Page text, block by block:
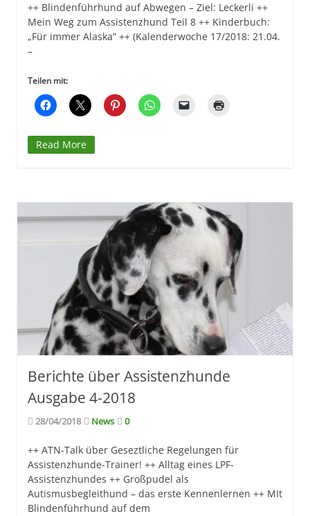
++ Blindenführhund auf Abwegen – Ziel: Leckerli ++
Mein Weg zum Assistenzhund Teil 8 ++ Kinderbuch:
„Für immer Alaska“ ++ (Kalenderwoche 17/2018: 21.04.
–
Teilen mit:
Read More
Berichte über Assistenzhunde
Ausgabe 4-2018
28/04/2018 News 0
++ ATN-Talk über Geseztliche Regelungen für
Assistenzhunde-Trainer! ++ Alltag eines LPF-
Assistenzhundes ++ Großpudel als
Autismusbegleithund – das erste Kennenlernen ++ MIt
Blindenführhund auf dem